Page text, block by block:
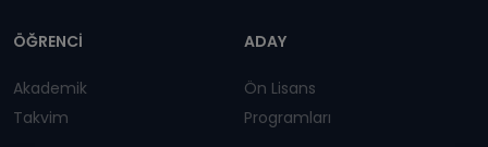
ÖĞRENCİ
Akademik
Takvim
ADAY
Ön Lisans
Programları